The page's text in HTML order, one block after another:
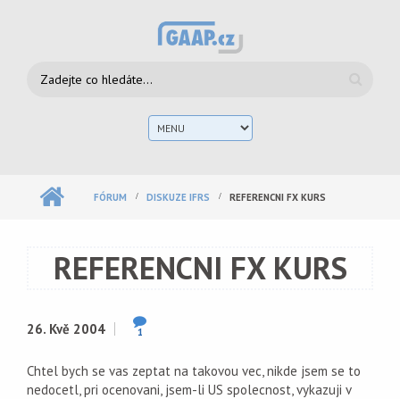
Vyhledávání
FÓRUM DISKUZE IFRS REFERENCNI FX KURS
REFERENCNI FX KURS
26. Kvě 2004 1
Chtel bych se vas zeptat na takovou vec, nikde jsem se to
nedocetl, pri ocenovani, jsem-li US spolecnost, vykazuji v